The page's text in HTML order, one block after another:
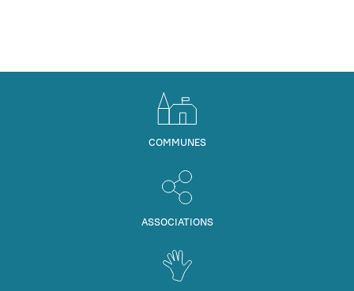
COMMUNES
ASSOCIATIONS